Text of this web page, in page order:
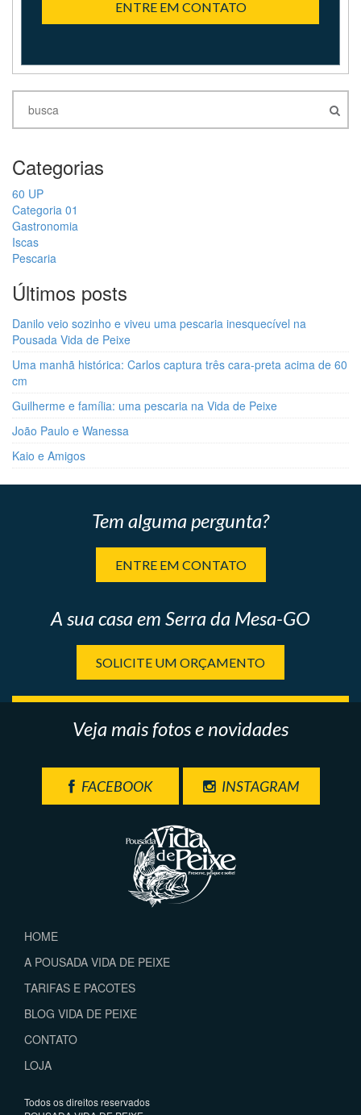
ENTRE EM CONTATO
Categorias
60 UP
Categoria 01
Gastronomia
Iscas
Pescaria
Últimos posts
Danilo veio sozinho e viveu uma pescaria inesquecível na
Pousada Vida de Peixe
Uma manhã histórica: Carlos captura três cara-preta acima de 60
cm
Guilherme e família: uma pescaria na Vida de Peixe
João Paulo e Wanessa
Kaio e Amigos
Tem alguma pergunta?
ENTRE EM CONTATO
A sua casa em Serra da Mesa-GO
SOLICITE UM ORÇAMENTO
Veja mais fotos e novidades
FACEBOOK INSTAGRAM
HOME
A POUSADA VIDA DE PEIXE
TARIFAS E PACOTES
BLOG VIDA DE PEIXE
CONTATO
LOJA
Todos os direitos reservados